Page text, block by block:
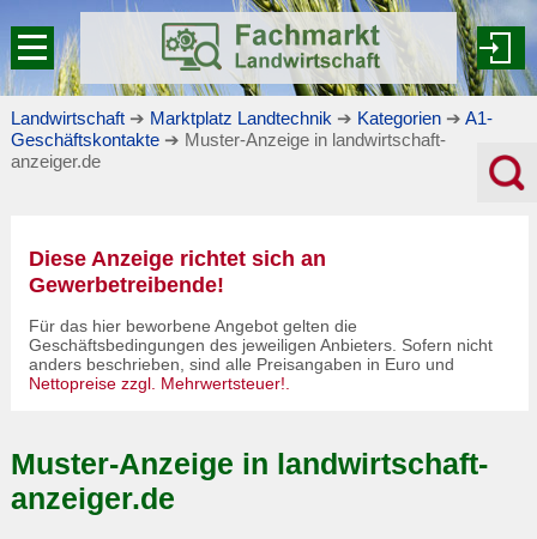
Landwirtschaft ➔ Marktplatz Landtechnik ➔ Kategorien ➔ A1-
Geschäftskontakte ➔ Muster-Anzeige in landwirtschaft-
anzeiger.de
Diese Anzeige richtet sich an
Gewerbetreibende!
Für das hier beworbene Angebot gelten die
Geschäftsbedingungen des jeweiligen Anbieters. Sofern nicht
anders beschrieben, sind alle Preisangaben in Euro und
Nettopreise zzgl. Mehrwertsteuer!
Muster-Anzeige in landwirtschaft-
anzeiger.de